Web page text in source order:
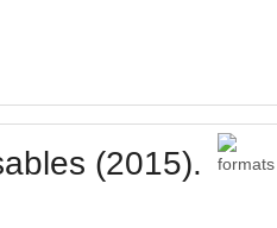
(2015).